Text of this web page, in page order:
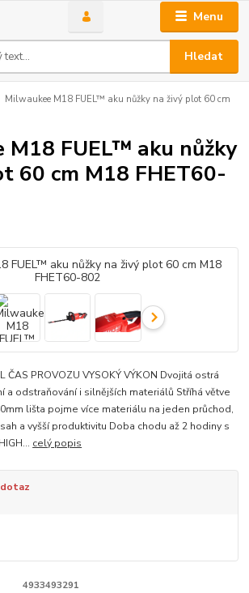
Menu
Hledat
Milwaukee M18 FUEL™ aku nůžky na živý plot 60 cm
M18 FUEL™ aku nůžky
60 cm M18 FHET60-
ČAS PROVOZU VYSOKÝ VÝKON Dvojitá ostrá
a odstraňování i silnějších materiálů Stříhá větve
lišta pojme více materiálu na jeden průchod,
a vyšší produktivitu Doba chodu až 2 hodiny s
celý popis
dotaz
4933493291